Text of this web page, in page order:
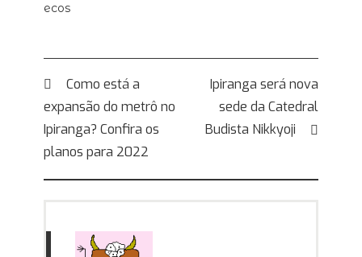
ecos
Navegação
de
Post
Como está a
expansão do metrô no
Ipiranga? Confira os
planos para 2022
Ipiranga será nova
sede da Catedral
Budista Nikkyoji